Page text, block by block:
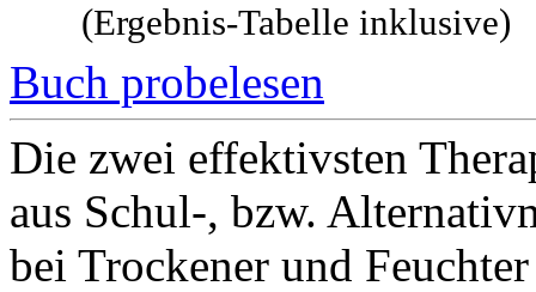
(Ergebnis-Tabelle inklusive)
Buch probelesen
Die zwei effektivsten
aus Schul-, bzw.
bei Trockener und